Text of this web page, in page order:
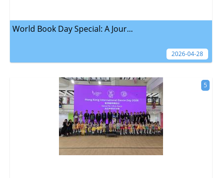
World Book Day Special: A Jour...
2026-04-28
5